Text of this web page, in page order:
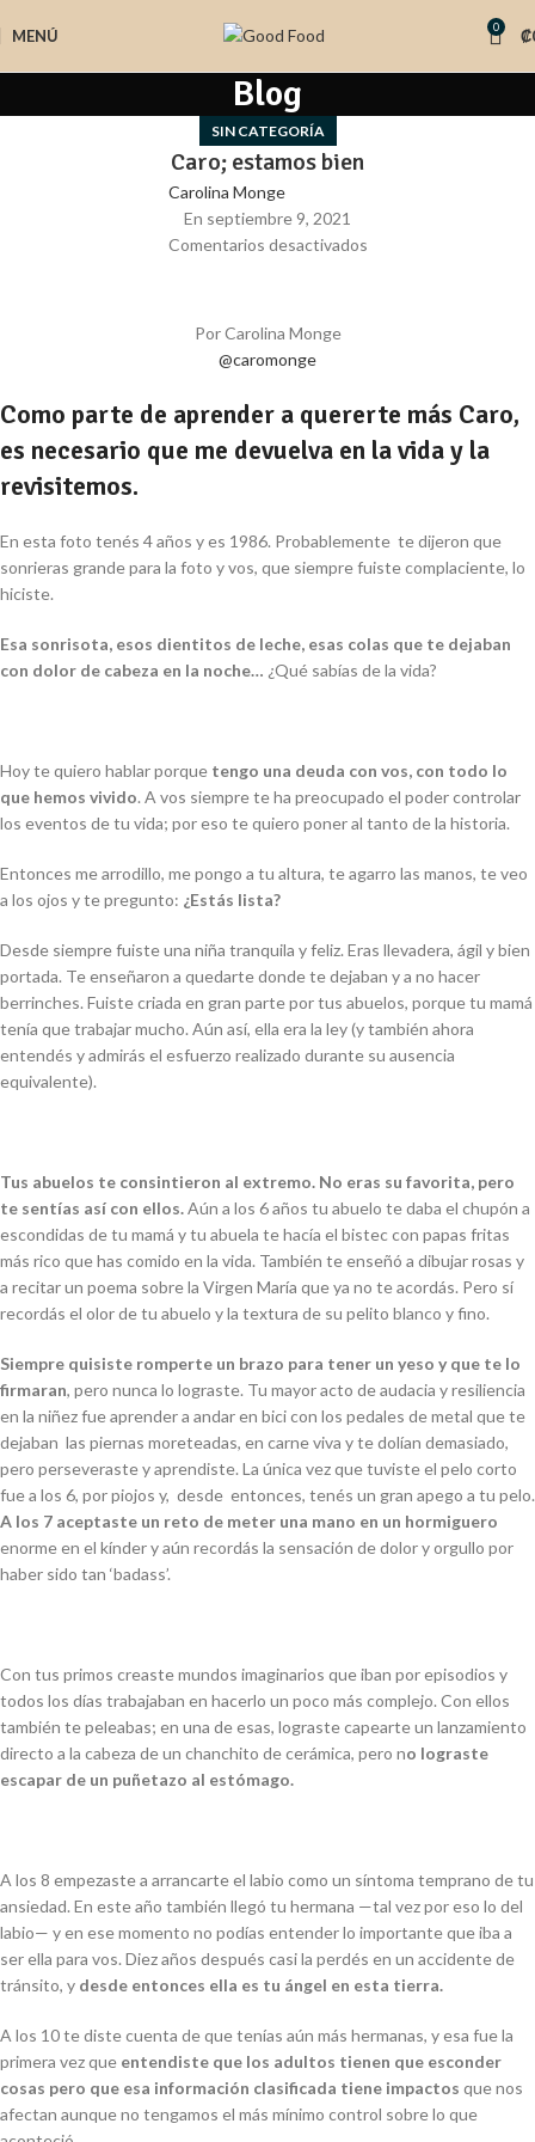
MENÚ 0 ₡
Blog
SIN CATEGORÍA
Caro; estamos bien
Carolina Monge
En septiembre 9, 2021
Comentarios desactivados
Por Carolina Monge
@caromonge
Como parte de aprender a quererte más Caro,
es necesario que me devuelva en la vida y la
revisitemos.
En esta foto tenés 4 años y es 1986. Probablemente te dijeron que
sonrieras grande para la foto y vos, que siempre fuiste complaciente, lo
hiciste.
Esa sonrisota, esos dientitos de leche, esas colas que te dejaban
con dolor de cabeza en la noche… ¿Qué sabías de la vida?
Hoy te quiero hablar porque tengo una deuda con vos, con todo lo
que hemos vivido. A vos siempre te ha preocupado el poder controlar
los eventos de tu vida; por eso te quiero poner al tanto de la historia.
Entonces me arrodillo, me pongo a tu altura, te agarro las manos, te veo
a los ojos y te pregunto: ¿Estás lista?
Desde siempre fuiste una niña tranquila y feliz. Eras llevadera, ágil y bien
portada. Te enseñaron a quedarte donde te dejaban y a no hacer
berrinches. Fuiste criada en gran parte por tus abuelos, porque tu mamá
tenía que trabajar mucho. Aún así, ella era la ley (y también ahora
entendés y admirás el esfuerzo realizado durante su ausencia
equivalente).
Tus abuelos te consintieron al extremo. No eras su favorita, pero
te sentías así con ellos.Aún a los 6 años tu abuelo te daba el chupón a
escondidas de tu mamá y tu abuela te hacía el bistec con papas fritas
más rico que has comido en la vida. También te enseñó a dibujar rosas y
a recitar un poema sobre la Virgen María que ya no te acordás. Pero sí
recordás el olor de tu abuelo y la textura de su pelito blanco y fino.
Siempre quisiste romperte un brazo para tener un yeso y que te lo
firmaran, pero nunca lo lograste. Tu mayor acto de audacia y resiliencia
en la niñez fue aprender a andar en bici con los pedales de metal que te
dejaban las piernas moreteadas, en carne viva y te dolían demasiado,
pero perseveraste y aprendiste. La única vez que tuviste el pelo corto
fue a los 6, por piojos y, desde entonces, tenés un gran apego a tu pelo.
A los 7 aceptaste un reto de meter una mano en un hormiguero
enorme en el kínder y aún recordás la sensación de dolor y orgullo por
haber sido tan ‘badass’.
Con tus primos creaste mundos imaginarios que iban por episodios y
todos los días trabajaban en hacerlo un poco más complejo. Con ellos
también te peleabas; en una de esas, lograste capearte un lanzamiento
directo a la cabeza de un chanchito de cerámica, pero no lograste
escapar de un puñetazo al estómago.
A los 8 empezaste a arrancarte el labio como un síntoma temprano de tu
ansiedad. En este año también llegó tu hermana —tal vez por eso lo del
labio— y en ese momento no podías entender lo importante que iba a
ser ella para vos. Diez años después casi la perdés en un accidente de
tránsito, y desde entonces ella es tu ángel en esta tierra.
A los 10 te diste cuenta de que tenías aún más hermanas, y esa fue la
primera vez que entendiste que los adultos tienen que esconder
cosas pero que esa información clasificada tiene impactos que nos
afectan aunque no tengamos el más mínimo control sobre lo que